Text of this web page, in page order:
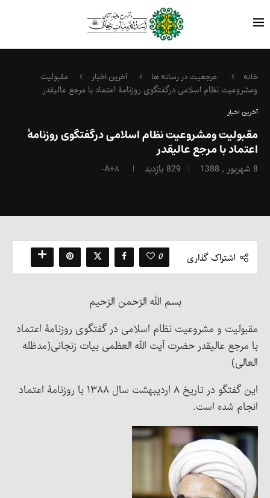
خانه مرجعیت در رسانه ها آخرین اخبار
مقبولیت
ومشروعیت نظام اسلامی درگفتگوی روزنامۀ اعتماد با مرجع عالیقدر
آخرین اخبار
مقبولیت ومشروعیت نظام اسلامی درگفتگوی روزنامۀ
اعتماد با مرجع عالیقدر
8 شهریور , 1388 829 بازدید A+A-
اشتراک گذاری 0
بسم الله الرّحمن الرّحیم
مقبولیت و مشروعیت نظام اسلامی در گفتگوی روزنامۀ اعتماد
با مرجع عالیقدر حضرت آیت الله العظمی بیات زنجانی(مدظله
العالی)
این گفتگو در تاریخ ۸ اردیبهشت سال ۱۳۸۸ با روزنامۀ اعتماد
انجام شده است.